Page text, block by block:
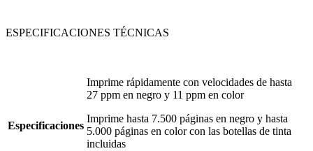
ESPECIFICACIONES TÉCNICAS
Especificaciones
Imprime rápidamente con velocidades de hasta
27 ppm en negro y 11 ppm en color
Imprime hasta 7.500 páginas en negro y hasta
5.000 páginas en color con las botellas de tinta
incluidas